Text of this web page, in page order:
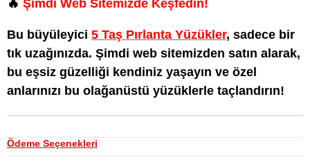
🔥 Şimdi Web Sitemizde Keşfedin!
Bu büyüleyici 5 Taş Pırlanta Yüzükler, sadece bir
tık uzağınızda. Şimdi web sitemizden satın alarak,
bu eşsiz güzelliği kendiniz yaşayın ve özel
anlarınızı bu olağanüstü yüzüklerle taçlandırın!
Ödeme Seçenekleri